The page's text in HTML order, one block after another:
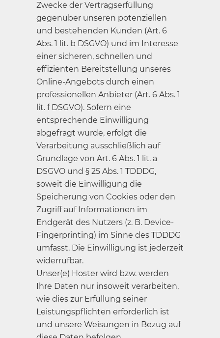
Zwecke der Vertragserfüllung
gegenüber unseren potenziellen
und bestehenden Kunden (Art. 6
Abs. 1 lit. b DSGVO) und im Interesse
einer sicheren, schnellen und
effizienten Bereitstellung unseres
Online-Angebots durch einen
professionellen Anbieter (Art. 6 Abs. 1
lit. f DSGVO). Sofern eine
entsprechende Einwilligung
abgefragt wurde, erfolgt die
Verarbeitung ausschließlich auf
Grundlage von Art. 6 Abs. 1 lit. a
DSGVO und § 25 Abs. 1 TDDDG,
soweit die Einwilligung die
Speicherung von Cookies oder den
Zugriff auf Informationen im
Endgerät des Nutzers (z. B. Device-
Fingerprinting) im Sinne des TDDDG
umfasst. Die Einwilligung ist jederzeit
widerrufbar.
Unser(e) Hoster wird bzw. werden
Ihre Daten nur insoweit verarbeiten,
wie dies zur Erfüllung seiner
Leistungspflichten erforderlich ist
und unsere Weisungen in Bezug auf